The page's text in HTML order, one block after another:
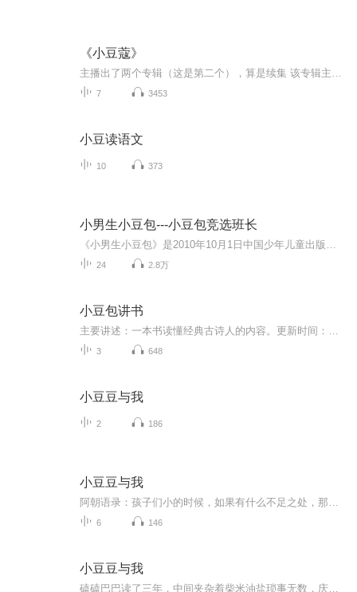
《小豆蔻》
7 3453
小豆读语文
10 373
小男生小豆包---小豆包竞选班长
24 2.8万
小豆包讲书
3 648
小豆豆与我
2 186
小豆豆与我
6 146
小豆豆与我